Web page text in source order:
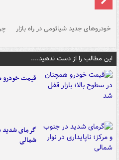
خودروهای جدید شیائومی در راه بازار
این مطالب را از دست ندهید....
قیمت خودرو
گرمای شدید
شمالی